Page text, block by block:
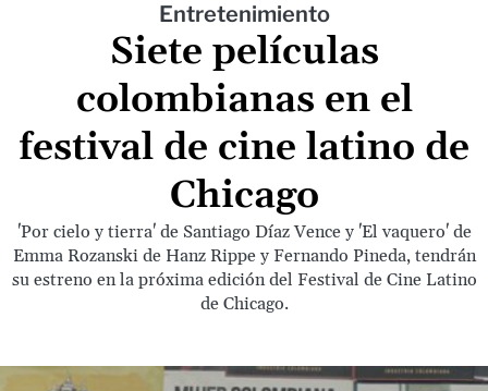
Entretenimiento
Siete películas
colombianas en el
festival de cine latino de
Chicago
'Por cielo y tierra' de Santiago Díaz Vence y 'El vaquero' de
Emma Rozanski de Hanz Rippe y Fernando Pineda, tendrán
su estreno en la próxima edición del Festival de Cine Latino
de Chicago.